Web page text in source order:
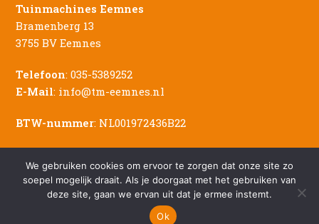
Tuinmachines Eemnes
Bramenberg 13
3755 BV Eemnes
Telefoon:035-5389252
E-Mail: info@tm-eemnes.nl
BTW-nummer: NL001972436B22
© Copyright - 2026 Tuinmachines Eemnes
Privacy Verklaring
We gebruiken cookies om ervoor te zorgen dat onze site zo
soepel mogelijk draait. Als je doorgaat met het gebruiken van
deze site, gaan we ervan uit dat je ermee instemt.
Ok